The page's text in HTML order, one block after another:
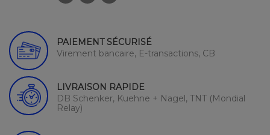
PAIEMENT SÉCURISÉ
Virement bancaire, E-transactions, CB
LIVRAISON RAPIDE
DB Schenker, Kuehne + Nagel, TNT (Mondial
Relay)